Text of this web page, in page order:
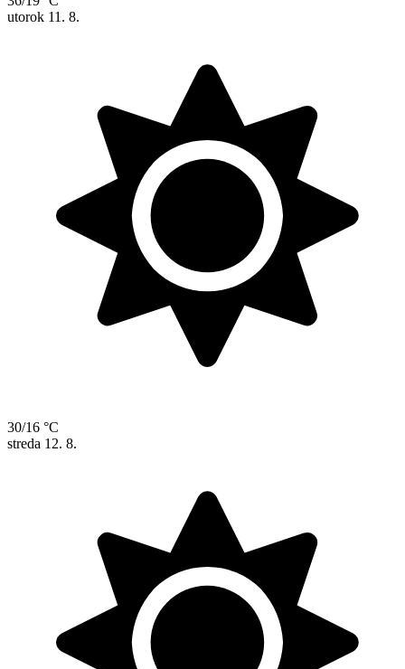
utorok 11. 8.
30/16 °C
streda 12. 8.